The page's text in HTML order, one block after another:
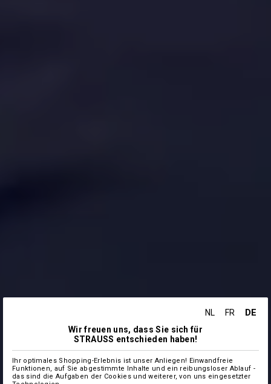
NL FR DE
Wir freuen uns, dass Sie sich für
STRAUSS entschieden haben!
Ihr optimales Shopping-Erlebnis ist unser Anliegen! Einwandfreie
Funktionen, auf Sie abgestimmte Inhalte und ein reibungsloser Ablauf -
das sind die Aufgaben der Cookies und weiterer, von uns eingesetzter